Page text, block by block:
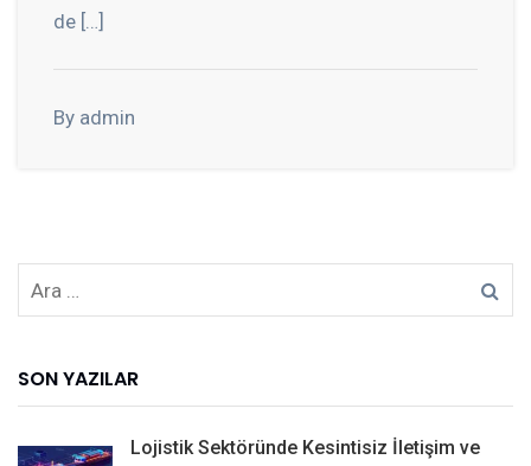
de […]
By admin
SON YAZILAR
Lojistik Sektöründe Kesintisiz İletişim ve